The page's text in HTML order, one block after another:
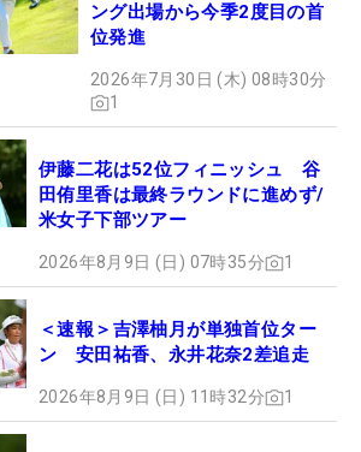
ング出場から今季2度目の首
位発進
2026年7月30日 (木) 08時30分
1
伊藤二花は52位フィニッシュ 谷
田侑里香は最終ラウンドに進めず/
米女子下部ツアー
2026年8月9日 (日) 07時35分 1
＜速報＞吉澤柚月が単独首位ター
ン 安田祐香、永井花奈2差追走
2026年8月9日 (日) 11時32分 1